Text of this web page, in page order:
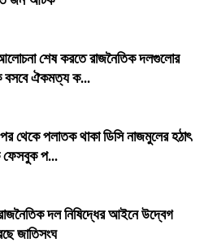
শেষ করতে রাজনৈতিক দলগুলোর
বসবে ঐকমত্য ক...
থেকে পলাতক থাকা ডিসি নাজমুলের হঠাৎ
প...
রাজনৈতিক দল নিষিদ্ধের আইনে উদ্বেগ
জাতিসংঘ